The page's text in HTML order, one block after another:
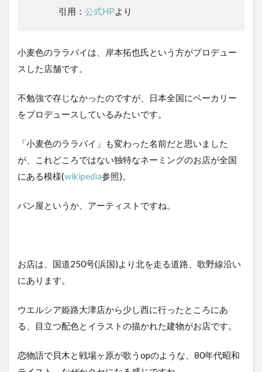
食べ
方
店舗
情
セス
4
ま
引用： 公式HPより
小麦色のララバイは、岸本拓也氏という方がプロデュー
スした店舗です。
不勉強で存じなかったのですが、日本全国にベーカリー
をプロデュースしているみたいです。
「小麦色のララバイ」も変わった名前だと思いました
が、これどころではない独特なネーミングのお店が全国
にある模様(wikipedia参照)。
パン屋というか、アーティストですね。
お店は、国道250号(浜国)より北を走る道路、歌野線沿い
にあります。
ウエルシア姫路大津店から少し西に行ったところにあ
る、目立つ配色とイラストの描かれた建物がお店です。
恋物語で貝木と戦場ヶ原が歌うopのような、80年代昭和